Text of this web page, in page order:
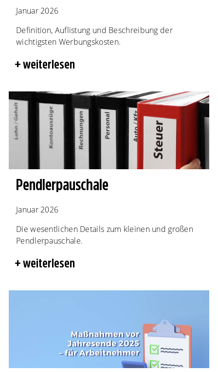
Januar 2026
Definition, Auflistung und Beschreibung der
wichtigsten Werbungskosten.
weiterlesen
Pendlerpauschale
Januar 2026
Die wesentlichen Details zum kleinen und großen
Pendlerpauschale.
weiterlesen